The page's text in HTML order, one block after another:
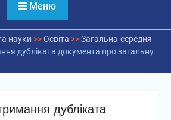
Меню
науки >>Освіта >>Загальна-середня
дубліката документа про загальну
дубліката